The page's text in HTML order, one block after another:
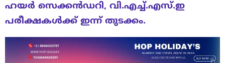
ഹയർ സെക്കൻഡറി, വി.എച്ച്​.എസ്​.ഇ
പരീക്ഷകൾക്ക്​ ഇന്ന്​ തുടക്കം.